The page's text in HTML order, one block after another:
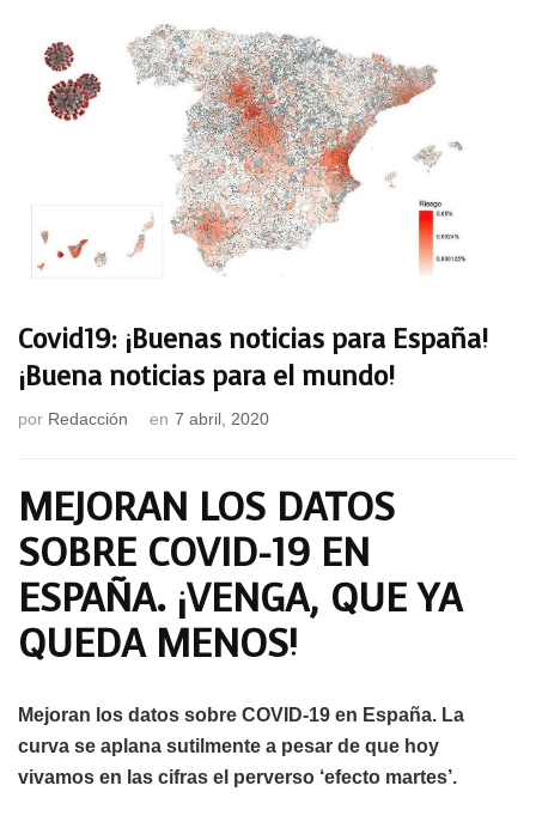
Covid19: ¡Buenas noticias para España!
¡Buena noticias para el mundo!
por Redacción en 7 abril, 2020
MEJORAN LOS DATOS
SOBRE COVID-19 EN
ESPAÑA. ¡VENGA, QUE YA
QUEDA MENOS!
Mejoran los datos sobre COVID-19 en España. La
curva se aplana sutilmente a pesar de que hoy
vivamos en las cifras el perverso ‘efecto martes’.